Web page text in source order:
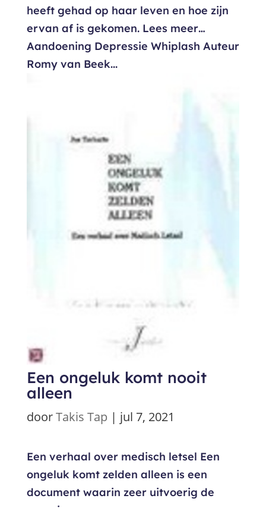
heeft gehad op haar leven en hoe zijn
ervan af is gekomen. Lees meer…
Aandoening Depressie Whiplash Auteur
Romy van Beek...
Een ongeluk komt nooit
alleen
doorTakis Tap | jul 7, 2021
Een verhaal over medisch letsel Een
ongeluk komt zelden alleen is een
document waarin zeer uitvoerig de